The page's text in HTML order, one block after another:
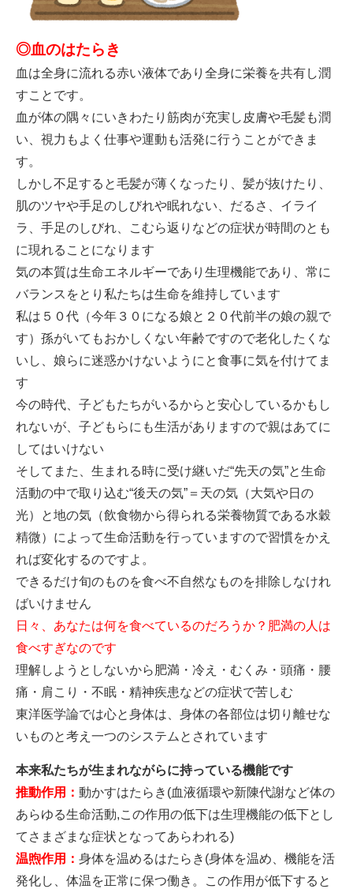
◎血のはたらき
血は全身に流れる赤い液体であり全身に栄養を共有し潤
すことです。
血が体の隅々にいきわたり筋肉が充実し皮膚や毛髪も潤
い、視力もよく仕事や運動も活発に行うことができま
す。
しかし不足すると毛髪が薄くなったり、髪が抜けたり、
肌のツヤや手足のしびれや眠れない、だるさ、イライ
ラ、手足のしびれ、こむら返りなどの症状が時間のとも
に現れることになります
気の本質は生命エネルギーであり生理機能であり、常に
バランスをとり私たちは生命を維持しています
私は５０代（今年３０になる娘と２０代前半の娘の親で
す）孫がいてもおかしくない年齢ですので老化したくな
いし、娘らに迷惑かけないようにと食事に気を付けてま
す
今の時代、子どもたちがいるからと安心しているかもし
れないが、子どもらにも生活がありますので親はあてに
してはいけない
そしてまた、生まれる時に受け継いだ“先天の気”と生命
活動の中で取り込む“後天の気”＝天の気（大気や日の
光）と地の気（飲食物から得られる栄養物質である水穀
精微）によって生命活動を行っていますので習慣をかえ
れば変化するのですよ。
できるだけ旬のものを食べ不自然なものを排除しなけれ
ばいけません
日々、あなたは何を食べているのだろうか？肥満の人は
食べすぎなのです
理解しようとしないから肥満・冷え・むくみ・頭痛・腰
痛・肩こり・不眠・精神疾患などの症状で苦しむ
東洋医学論では心と身体は、身体の各部位は切り離せな
いものと考え一つのシステムとされています
本来私たちが生まれながらに持っている機能です
推動作用： 動かすはたらき(血液循環や新陳代謝など体の
あらゆる生命活動,この作用の低下は生理機能の低下とし
てさまざまな症状となってあらわれる)
温煦作用： 身体を温めるはたらき(身体を温め、機能を活
発化し、体温を正常に保つ働き。この作用が低下すると